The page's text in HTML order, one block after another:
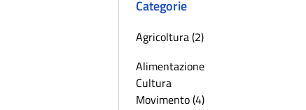
Categorie
Agricoltura (2)
Alimentazione
Cultura
Movimento (4)